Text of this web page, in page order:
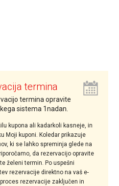
termina
termina opravite
sistema 1nadan.
kupona ali kadarkoli kasneje, in
Moji kuponi. Koledar prikazuje
ki se lahko spreminja glede na
da rezervacijo opravite
želeni termin. Po uspešni
rezervacije direktno na vaš e-
rezervacije zaključen in